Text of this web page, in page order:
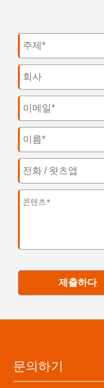
제출하다
문의하기